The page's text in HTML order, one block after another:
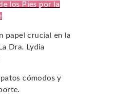
los Pies por la
papel crucial en la
Dra. Lydia
cómodos y